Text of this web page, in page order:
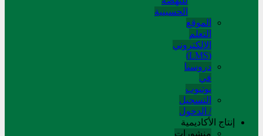
الحسینیة
الموقع
التعلم
الإلکتروني
(LMS)
دروسنا
في
يوتيوب
التسجيل
/ الدخول
إنتاج الأكاديمية
منشورات